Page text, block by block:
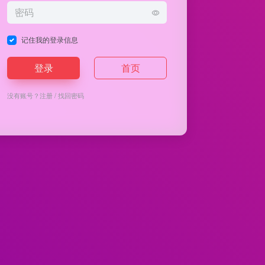
记住我的登录信息
登录 首页
没有账号？注册/找回密码